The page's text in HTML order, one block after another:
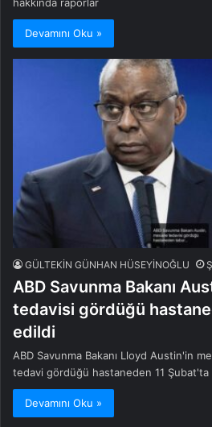
Devamını Oku »
GÜLTEKİN GÜNHAN HÜSEYİNOĞLU
ABD Savunma Bakanı
tedavisi gördüğü
edildi
ABD Savunma Bakanı Lloyd Austin'in
tedavi gördüğü hastaneden 11
Devamını Oku »